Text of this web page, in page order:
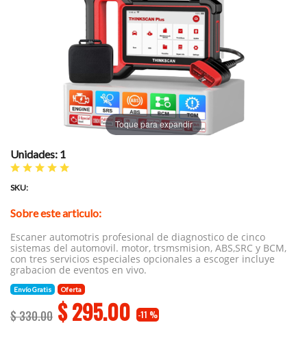
Toque para expandir
Unidades: 1
SKU:
Sobre este articulo:
Escaner automotris profesional de diagnostico de cinco
sistemas del automovil. motor, trsmsmision, ABS,SRC y BCM,
con tres servicios especiales opcionales a escoger incluye
grabacion de eventos en vivo.
Envío Gratis Oferta
$ 330.00 $295.00 -11 %